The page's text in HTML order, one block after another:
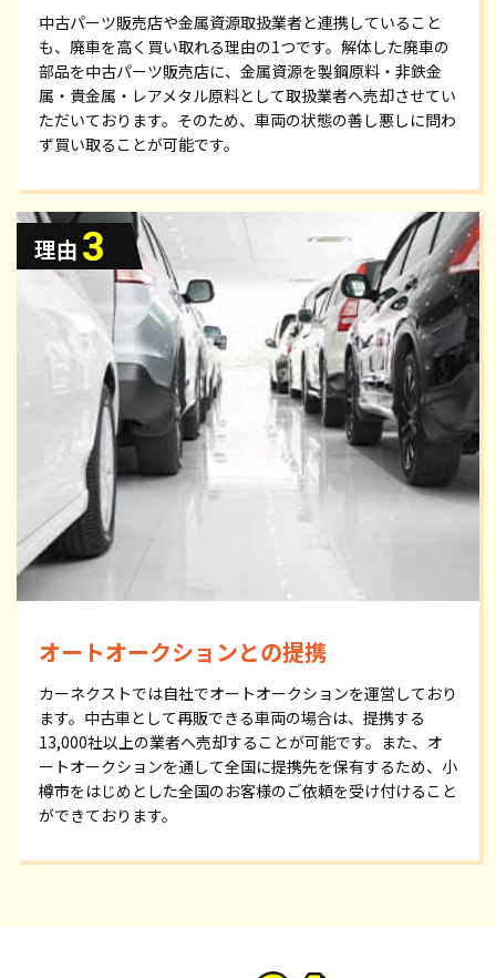
中古パーツ販売店や金属資源取扱業者と連携していること
も、廃車を高く買い取れる理由の1つです。解体した廃車の
部品を中古パーツ販売店に、金属資源を製鋼原料・非鉄金
属・貴金属・レアメタル原料として取扱業者へ売却させてい
ただいております。そのため、車両の状態の善し悪しに問わ
ず買い取ることが可能です。
オートオークションとの提携
カーネクストでは自社でオートオークションを運営しており
ます。中古車として再販できる車両の場合は、提携する
13,000社以上の業者へ売却することが可能です。また、オ
ートオークションを通して全国に提携先を保有するため、小
樽市をはじめとした全国のお客様のご依頼を受け付けること
ができております。